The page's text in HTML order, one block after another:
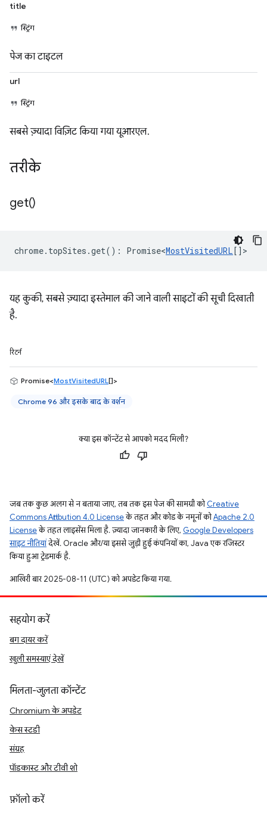
title
स्ट्रिंग
पेज का टाइटल
url
स्ट्रिंग
सबसे ज़्यादा विज़िट किया गया यूआरएल.
तरीके
get()
chrome. topSites .get() : Promise<MostVisitedURL[] >
यह कुकी, सबसे ज़्यादा इस्तेमाल की जाने वाली साइटों की सूची दिखाती
है.
रिटर्न
Promise<MostVisitedURL[]>
Chrome 96 और इसके बाद के वर्शन
क्या इस कॉन्टेंट से आपको मदद मिली?
जब तक कुछ अलग से न बताया जाए, तब तक इस पेज की सामग्री कोCreative
Commons Attribution 4.0 Licenseके तहत और कोड के नमूनों कोApache 2.0
Licenseके तहत लाइसेंस मिला है. ज़्यादा जानकारी के लिए, Google Developers
साइट नीतियांदेखें. Oracle और/या इससे जुड़ी हुई कंपनियों का, Java एक रजिस्टर
किया हुआ ट्रेडमार्क है.
आखिरी बार 2025-08-11 (UTC) को अपडेट किया गया.
सहयोग करें
बग दायर करें
खुली समस्याएं देखें
मिलता-जुलता कॉन्टेंट
Chromium के अपडेट
केस स्टडी
संग्रह
पॉडकास्ट और टीवी शो
फ़ॉलो करें